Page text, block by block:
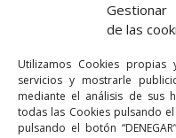
Gestionar
de las
Utilizamos Cookies
servicios y mostrarle
mediante el análisis de sus
todas las Cookies pulsando el
pulsando el botón
Via Augusta 2
GRANOLLERS
C/ Sant